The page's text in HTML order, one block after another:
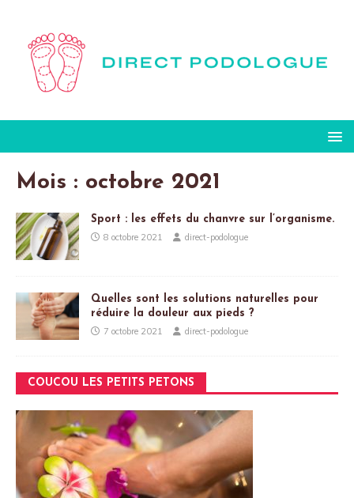
Mois : octobre 2021
Sport : les effets du chanvre sur l’organisme.
8 octobre 2021 direct-podologue
Quelles sont les solutions naturelles pour
réduire la douleur aux pieds ?
7 octobre 2021 direct-podologue
COUCOU LES PETITS PETONS